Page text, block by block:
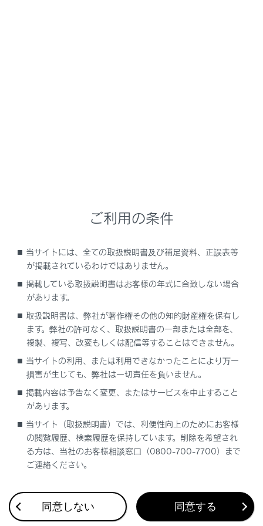
経由地を追加する
電話帳から目的地を検索する
スマートフォンから目的地を設定する
合わせて見られているページ
VICS・交通情報
ドライブレコーダー
ご利用の条件
当サイトには、全ての取扱説明書及び補足資料、正誤表等
が掲載されているわけではありません。
掲載している取扱説明書はお客様の年式に合致しない場合
があります。
取扱説明書は、弊社が著作権その他の知的財産権を保有し
ます。弊社の許可なく、取扱説明書の一部または全部を、
複製、複写、改変もしくは配信等することはできません。
当サイトの利用、または利用できなかったことにより万一
損害が生じても、弊社は一切責任を負いません。
掲載内容は予告なく変更、またはサービスを中止すること
があります。
当サイト（取扱説明書）では、利便性向上のためにお客様
の閲覧履歴、検索履歴を保持しています。削除を希望され
る方は、当社のお客様相談窓口（0800-700-7700）まで
ご連絡ください。
同意しない 同意する